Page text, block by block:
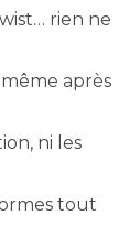
rien ne
après
ni les
tout